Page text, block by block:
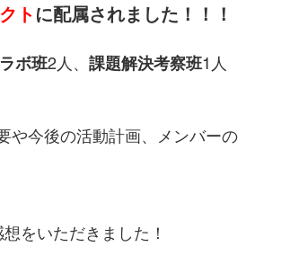
ト に配属されました！！！
ボ班2人、 課題解決考察班1人
や今後の活動計画、メンバーの
をいただきました！